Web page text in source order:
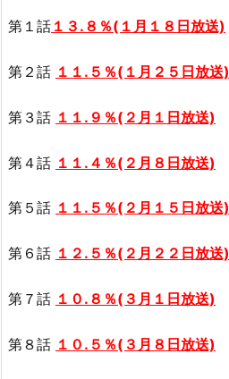
第１話 １３.８％(１月１８日放送)
第２話 １１.５％(１月２５日放送)
第３話 １１.９％(２月１日放送)
第４話 １１.４％(２月８日放送)
第５話 １１.５％(２月１５日放送)
第６話 １２.５％(２月２２日放送)
第７話 １０.８％(３月１日放送)
第８話 １０.５％(３月８日放送)